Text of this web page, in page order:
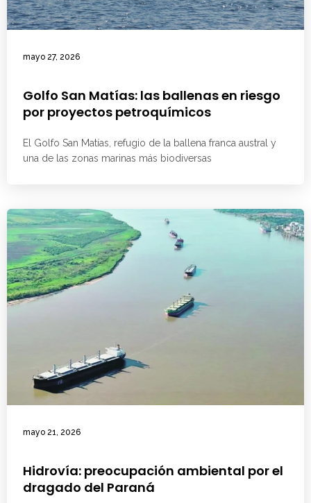
mayo 27, 2026
Golfo San Matías: las ballenas en riesgo
por proyectos petroquímicos
El Golfo San Matías, refugio de la ballena franca austral y
una de las zonas marinas más biodiversas
mayo 21, 2026
Hidrovía: preocupación ambiental por el
dragado del Paraná